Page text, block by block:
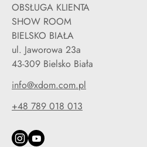
OBSŁUGA KLIENTA
SHOW ROOM
BIELSKO BIAŁA
ul. Jaworowa 23a
43-309 Bielsko Biała
info@xdom.com.pl
+48 789 018 013